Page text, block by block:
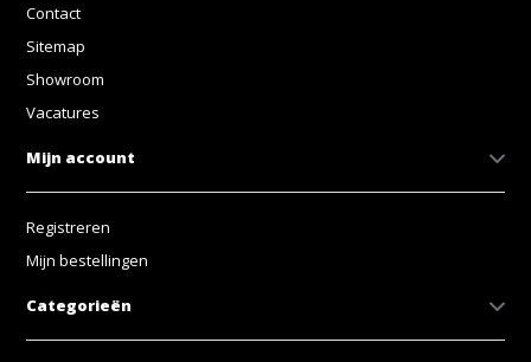
Contact
Sitemap
Showroom
Vacatures
Mijn account
Registreren
Mijn bestellingen
Categorieën